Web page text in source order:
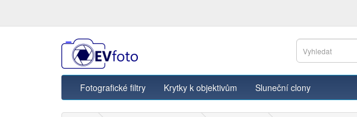
Fotografické filtry Krytky k objektivům Sluneční clony